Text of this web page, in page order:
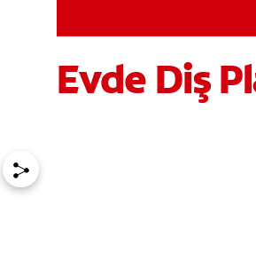
TR (TR) KAYIT OL
Evde Diş